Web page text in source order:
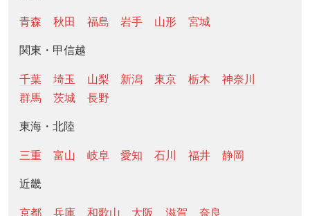
青森 秋田 福島 岩手 山形 宮城
関東・甲信越
千葉 埼玉 山梨 新潟 東京 栃木
神奈川
群馬
茨城 長野
東海・北陸
三重 富山 岐阜 愛知 石川 福井 静岡
近畿
京都 兵庫 和歌山 大阪 滋賀 奈良